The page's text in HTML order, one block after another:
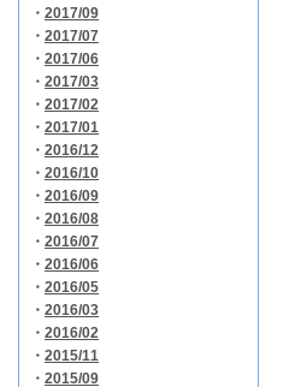
・ 2017/09
・ 2017/07
・ 2017/06
・ 2017/03
・ 2017/02
・ 2017/01
・ 2016/12
・ 2016/10
・ 2016/09
・ 2016/08
・ 2016/07
・ 2016/06
・ 2016/05
・ 2016/03
・ 2016/02
・ 2015/11
・ 2015/09